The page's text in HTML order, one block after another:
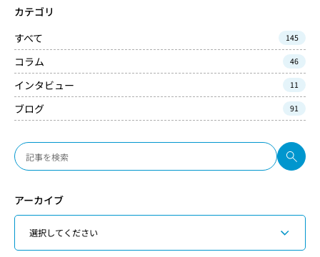
カテゴリ
すべて
145
コラム 46
インタビュー 11
ブログ 91
アーカイブ